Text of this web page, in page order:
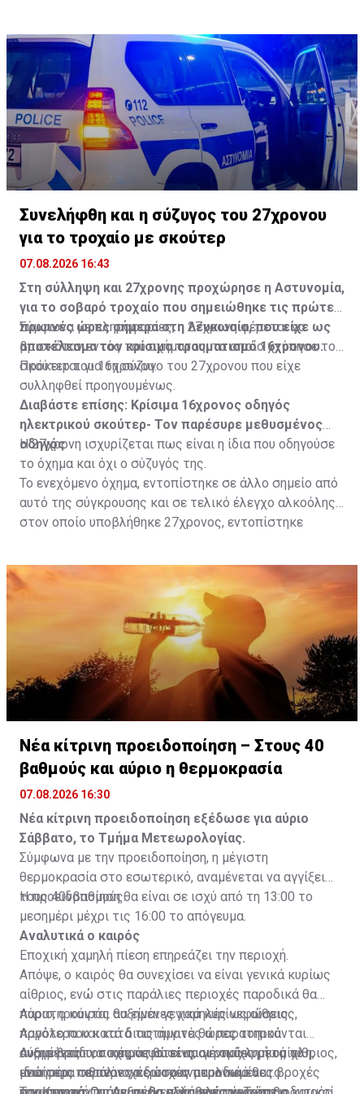
Συνελήφθη και η σύζυγος του 27χρονου
για το τροχαίο με σκούτερ
07.08.2026 16:43
Στη σύλληψη και 27χρονης προχώρησε η Αστυνομία,
για το σοβαρό τροχαίο που σημειώθηκε τις πρώτες
πρωινές ώρες σήμερα στη Λευκωσία, που είχε ως
αποτέλεσμα τον κρίσιμο τραυματισμό 16χρονου.
Σύμφωνα με πληροφορίες, η 27χρονη φέρεται να
βρισκόταν εντός του οχήματος, το οποίο χτύπησε το
σκούτερ του 16χρονου.
Πρόκειται για τη σύζυγο του 27χρονου που είχε
συλληφθεί προηγουμένως.
Διαβάστε επίσης: Κρίσιμα 16χρονος οδηγός
ηλεκτρικού σκούτερ- Τον παρέσυρε μεθυσμένος
οδηγός
Η 27χρονη ισχυρίζεται πως είναι η ίδια που οδηγούσε
το όχημα και όχι ο σύζυγός της.
Το ενεχόμενο όχημα, εντοπίστηκε σε άλλο σημείο από
αυτό της σύγκρουσης και σε τελικό έλεγχο αλκοόλης
στον οποίο υποβλήθηκε 27χρονος, εντοπίστηκε
για αυτόφωρο αδίκημα.
Νέα κίτρινη προειδοποίηση – Στους 40
βαθμούς και αύριο η θερμοκρασία
07.08.2026 16:30
Νέα κίτρινη προειδοποίηση εξέδωσε για αύριο
Σάββατο, το Τμήμα Μετεωρολογίας.
Σύμφωνα με την προειδοποίηση, η μέγιστη
θερμοκρασία στο εσωτερικό, αναμένεται να αγγίξει
τους 40νβαθμούς.
Η προειδοποίηση θα είναι σε ισχύ από τη 13:00 το
μεσημέρι μέχρι τις 16:00 το απόγευμα.
Αναλυτικά ο καιρός
Εποχική χαμηλή πίεση επηρεάζει την περιοχή.
Απόψε, ο καιρός θα συνεχίσει να είναι γενικά κυρίως
αίθριος, ενώ στις παράλιες περιοχές παροδικά θα
παρατηρούνται αυξημένες χαμηλές νεφώσεις.
Αργότερα και κατά τις αυγινές ώρες τοπικά
αναμένεται να σχηματιστεί αραιή ομίχλη ή ομίχλη,
ιδιαίτερα σε περιοχές στα ανατολικά και το
Αύριο, ο καιρός θα είναι γενικά κυρίως αίθριος,
παρόλο που κατά διαστήματα θα παρατηρούνται
αυξημένες τοπικές νεφώσεις, οι οποίες μετά το
μεσημέρι πιθανόν να δώσουν μεμονωμένες βροχές
Αύριο βράδυ, ο καιρός θα είναι γενικά κυρίως αίθριος,
ενώ στις παράλιες περιοχές παροδικά θα